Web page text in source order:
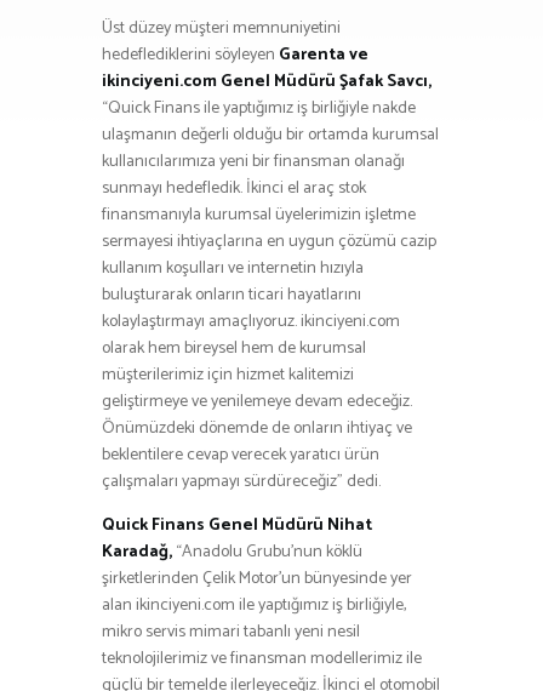
Üst düzey müşteri memnuniyetini
hedeflediklerini söyleyen Garenta ve
ikinciyeni.com Genel Müdürü Şafak Savcı,
“Quick Finans ile yaptığımız iş birliğiyle nakde
ulaşmanın değerli olduğu bir ortamda kurumsal
kullanıcılarımıza yeni bir finansman olanağı
sunmayı hedefledik. İkinci el araç stok
finansmanıyla kurumsal üyelerimizin işletme
sermayesi ihtiyaçlarına en uygun çözümü cazip
kullanım koşulları ve internetin hızıyla
buluşturarak onların ticari hayatlarını
kolaylaştırmayı amaçlıyoruz. ikinciyeni.com
olarak hem bireysel hem de kurumsal
müşterilerimiz için hizmet kalitemizi
geliştirmeye ve yenilemeye devam edeceğiz.
Önümüzdeki dönemde de onların ihtiyaç ve
beklentilere cevap verecek yaratıcı ürün
çalışmaları yapmayı sürdüreceğiz” dedi.
Quick Finans Genel Müdürü Nihat
Karadağ,“Anadolu Grubu’nun köklü
şirketlerinden Çelik Motor’un bünyesinde yer
alan ikinciyeni.com ile yaptığımız iş birliğiyle,
mikro servis mimari tabanlı yeni nesil
teknolojilerimiz ve finansman modellerimiz ile
güçlü bir temelde ilerleyeceğiz. İkinci el otomobil